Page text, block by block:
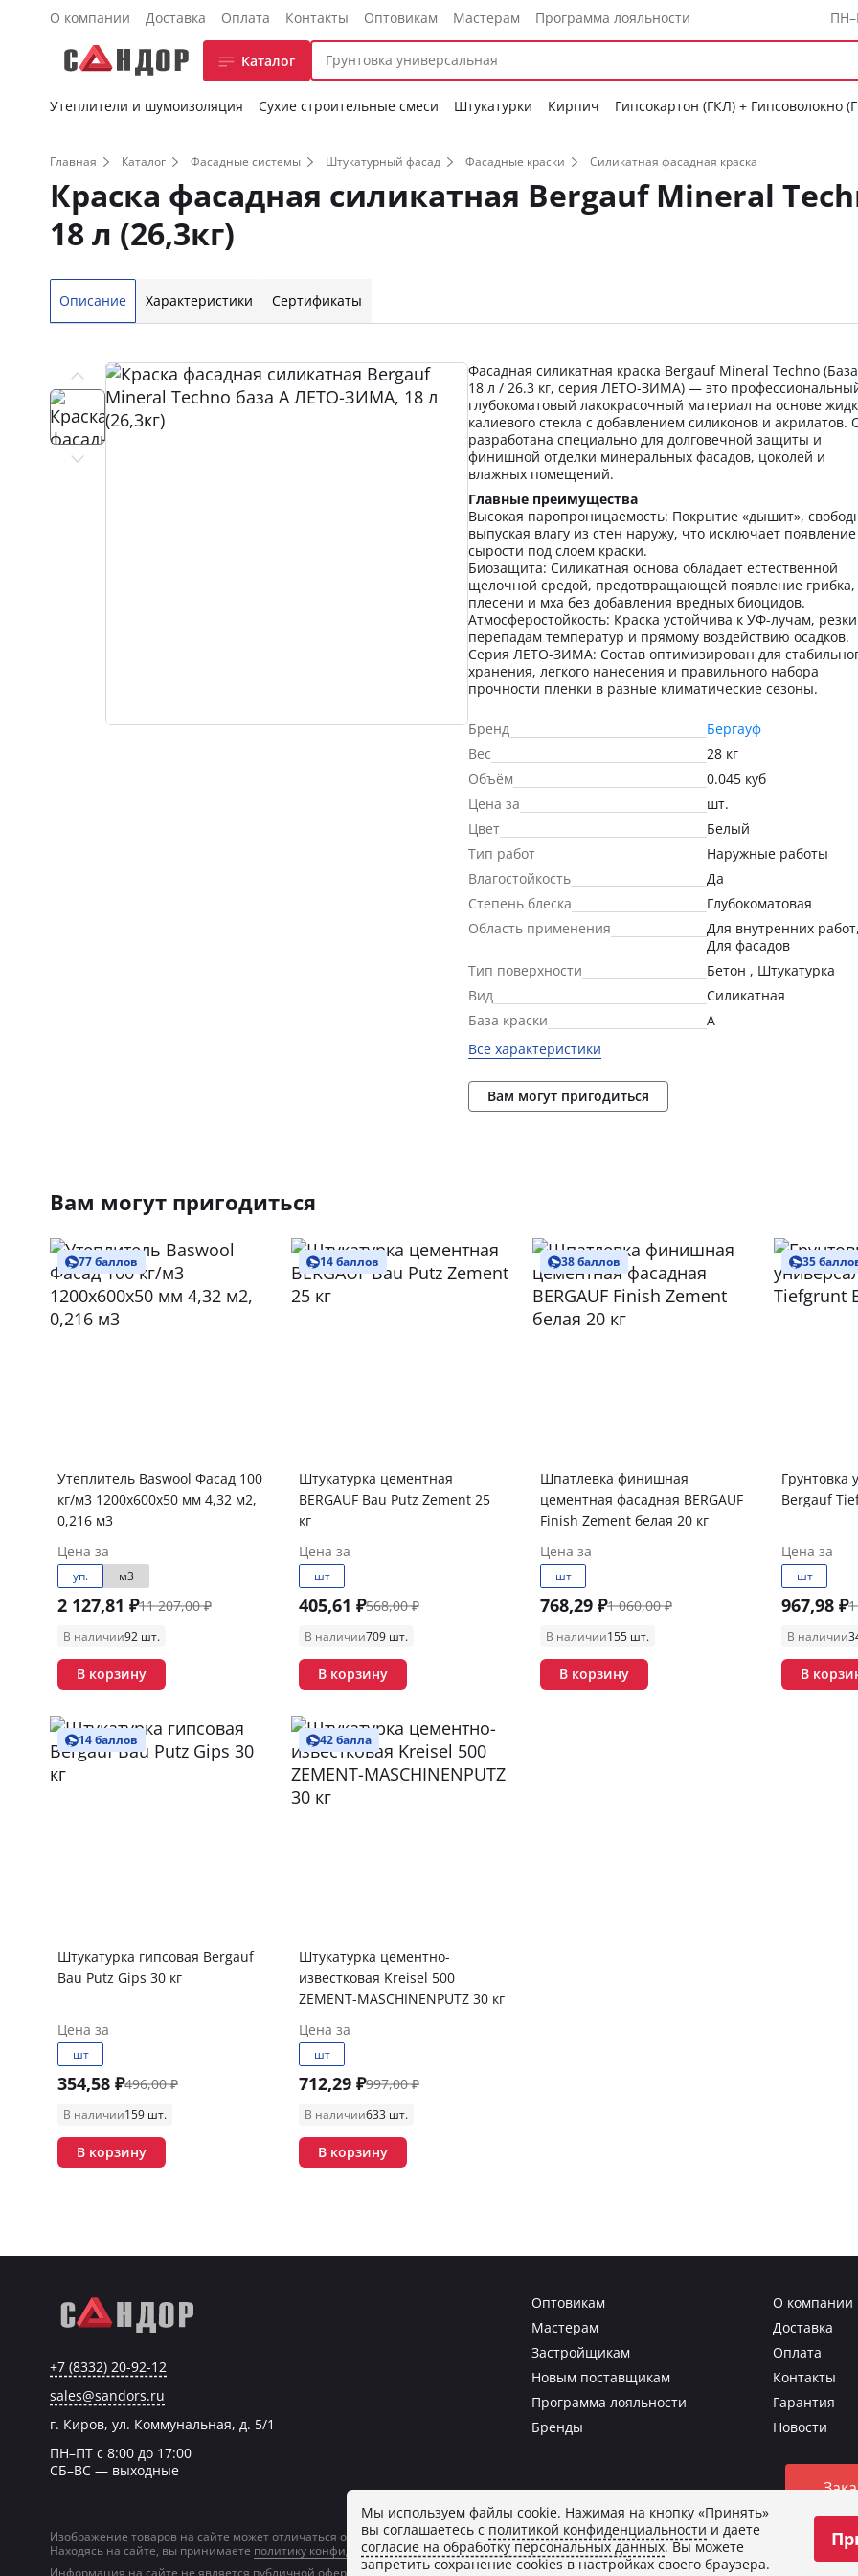
О компании Доставка Оплата Контакты Оптовикам Мастерам Программа лояльности
Каталог
Утеплители и шумоизоляция Сухие строительные смеси Штукатурки Кирпич Гипсокартон (ГКЛ) + Гипсоволокно
Главная Каталог Фасадные системы Штукатурный фасад Фасадные краски Силикатная фасадная краска
Краска фасадная силикатная Bergauf Mineral
18 л (26,3кг)
Описание Характеристики Сертификаты
Фасадная силикатная краска Bergauf Mineral Techno
18 л / 26.3 кг, серия ЛЕТО-ЗИМА) — это
глубокоматовый лакокрасочный материал на основе
калиевого стекла с добавлением силиконов и акрилатов.
разработана специально для долговечной защиты и
финишной отделки минеральных фасадов, цоколей и
влажных помещений.
Главные преимущества
Высокая паропроницаемость: Покрытие «дышит»,
выпуская влагу из стен наружу, что исключает появление
сырости под слоем краски.
Биозащита: Силикатная основа обладает естественной
щелочной средой, предотвращающей появление грибка,
плесени и мха без добавления вредных биоцидов.
Атмосферостойкость: Краска устойчива к УФ-лучам,
перепадам температур и прямому воздействию осадков.
Серия ЛЕТО-ЗИМА: Состав оптимизирован для
хранения, легкого нанесения и правильного набора
прочности пленки в разные климатические сезоны.
Бренд
Бергауф
Вес
28 кг
Объём
0.045 куб
Цена за
шт.
Цвет
Белый
Тип работ
Наружные работы
Влагостойкость
Да
Степень блеска
Глубокоматовая
Область применения
Для внутренних
Для фасадов
Тип поверхности
Бетон , Штукатурка
Вид
Силикатная
База краски
А
Все характеристики
Вам могут пригодиться
Вам могут пригодиться
77 баллов
Утеплитель Baswool Фасад 100
кг/м3 1200х600х50 мм 4,32 м2,
0,216 м3
Цена за
уп. м3
2 127,81 ₽11 207,00 ₽
В наличии92 шт.
В корзину
14 баллов
Штукатурка цементная
BERGAUF Bau Putz Zement 25
кг
Цена за
шт
405,61 ₽568,00 ₽
В наличии709 шт.
В корзину
38 баллов
Шпатлевка финишная
цементная фасадная BERGAUF
Finish Zement белая 20 кг
Цена за
шт
768,29 ₽1 060,00 ₽
В наличии155 шт.
В корзину
35
Грунтовка
Bergauf
Цена за
шт
967,98 ₽
В наличии
В
14 баллов
Штукатурка гипсовая Bergauf
Bau Putz Gips 30 кг
Цена за
шт
354,58 ₽496,00 ₽
В наличии159 шт.
В корзину
42 балла
Штукатурка цементно-
известковая Kreisel 500
ZEMENT-MASCHINENPUTZ 30 кг
Цена за
шт
712,29 ₽997,00 ₽
В наличии633 шт.
В корзину
Мы используем файлы cookie. Нажимая на кнопку «Принять»
вы соглашаетесь с политикой конфиденциальности и даете
согласие на обработку персональных данных. Вы можете
запретить сохранение cookies в настройках своего браузера.
+7 (8332) 20-92-12
sales@sandors.ru
г. Киров, ул. Коммунальная, д. 5/1
ПН–ПТ с 8:00 до 17:00
СБ–ВС — выходные
Оптовикам
Мастерам
Застройщикам
Новым поставщикам
Программа лояльности
Бренды
О компании
Доставка
Оплата
Контакты
Гарантия
Новости
Изображение товаров на сайте может отличаться от фактического изображения.
Находясь на сайте, вы принимаете политику конфиденциальностии даетесогласие на обработку персональных данных
Информация на сайте не является публичной офертой.